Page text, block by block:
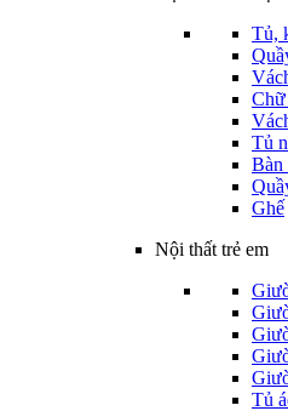
Tủ,
Tủ
Bàn
Ghế
Nội thất trẻ em
Tủ